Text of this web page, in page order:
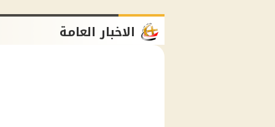
الاخبار العامة